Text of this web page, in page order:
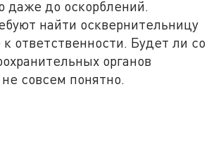
даже до оскорблений.
найти осквернительницу
ответственности. Будет ли со
органов
совсем понятно.